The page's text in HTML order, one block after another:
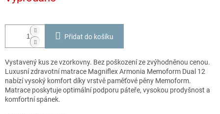
Přidat do košíku
Vystavený kus ze vzorkovny. Bez poškození ze zvýhodněnou cenou.
Luxusní zdravotní matrace Magniflex Armonia Memoform Dual 12
nabízí vysoký komfort díky vrstvě paměťové pěny Memoform.
Matrace poskytuje optimální podporu páteře, vysokou prodyšnost a
komfortní spánek.